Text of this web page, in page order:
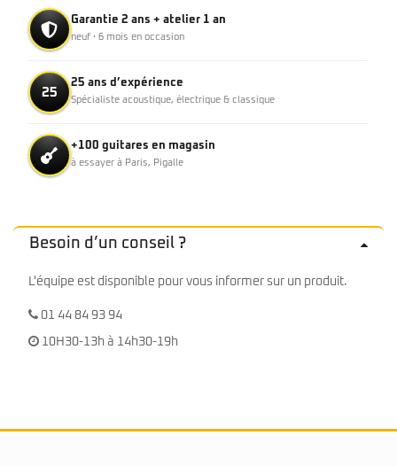
Garantie 2 ans + atelier 1 an
neuf · 6 mois en occasion
25
25 ans d’expérience
Spécialiste acoustique, électrique & classique
+100 guitares en magasin
à essayer à Paris, Pigalle
Besoin d’un conseil ?
L'équipe est disponible pour vous informer sur un produit.
01 44 84 93 94
10H30-13h à 14h30-19h